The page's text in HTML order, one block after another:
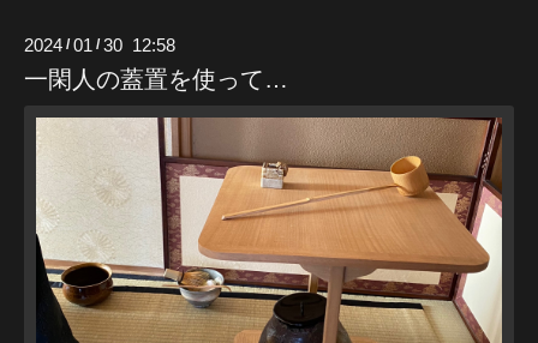
2024 /01 /30 12:58
一閑人の蓋置を使って…